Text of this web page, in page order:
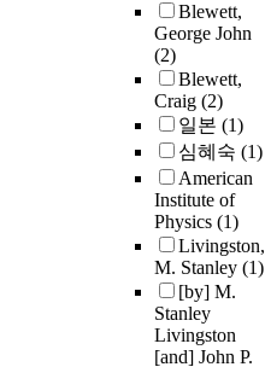
Blewett,
George John
(2)
Blewett,
Craig (2)
일본 (1)
심혜숙 (1)
American
Institute of
Physics (1)
Livingston,
M. Stanley (1)
[by] M.
Stanley
Livingston
[and] John P.